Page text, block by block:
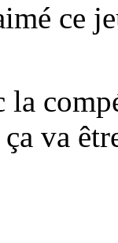
ce
la
ça va